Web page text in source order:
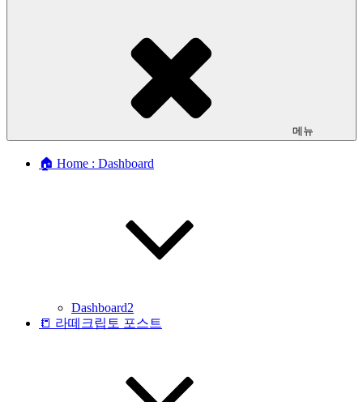
메뉴
🏠 Home : Dashboard
Dashboard2
📒 라떼크립토 포스트